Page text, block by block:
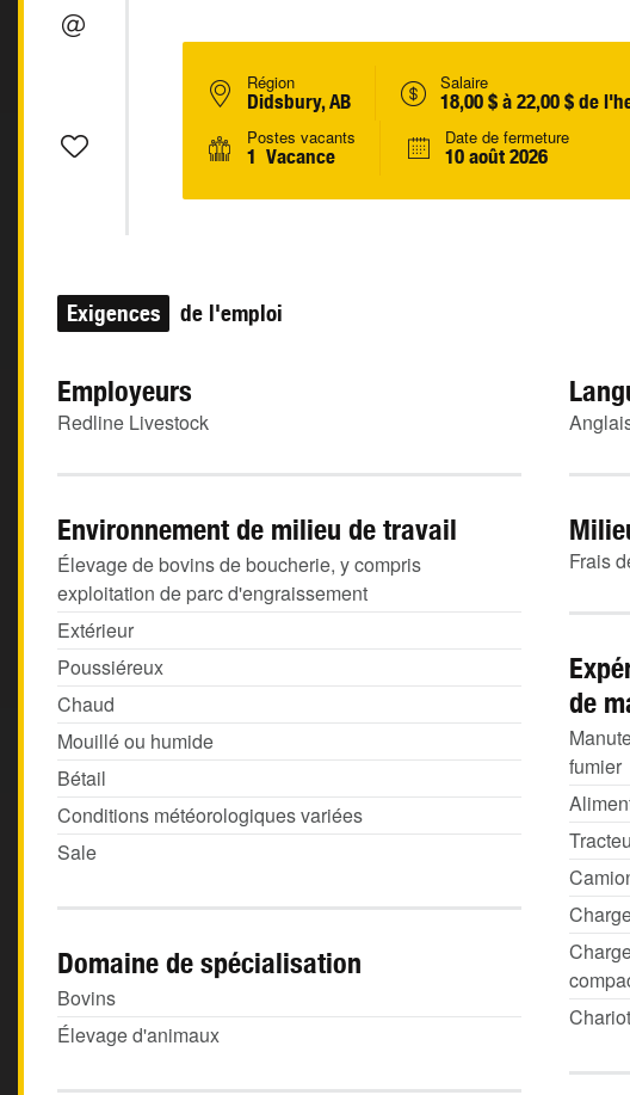
Région
Didsbury, AB
Salaire
18,00 $ à 22,00 $ de
Postes vacants
1 Vacance
Date de fermeture
10 août 2026
Exigences de l'emploi
Employeurs
Redline Livestock
Environnement de milieu de travail
Élevage de bovins de boucherie, y compris
exploitation de parc d'engraissement
Extérieur
Poussiéreux
Chaud
Mouillé ou humide
Bétail
Conditions météorologiques variées
Sale
Frais
de
fumier
Domaine de spécialisation
Bovins
Élevage d'animaux